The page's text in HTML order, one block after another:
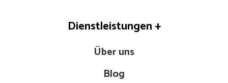
Dienstleistungen+
Über uns
Blog